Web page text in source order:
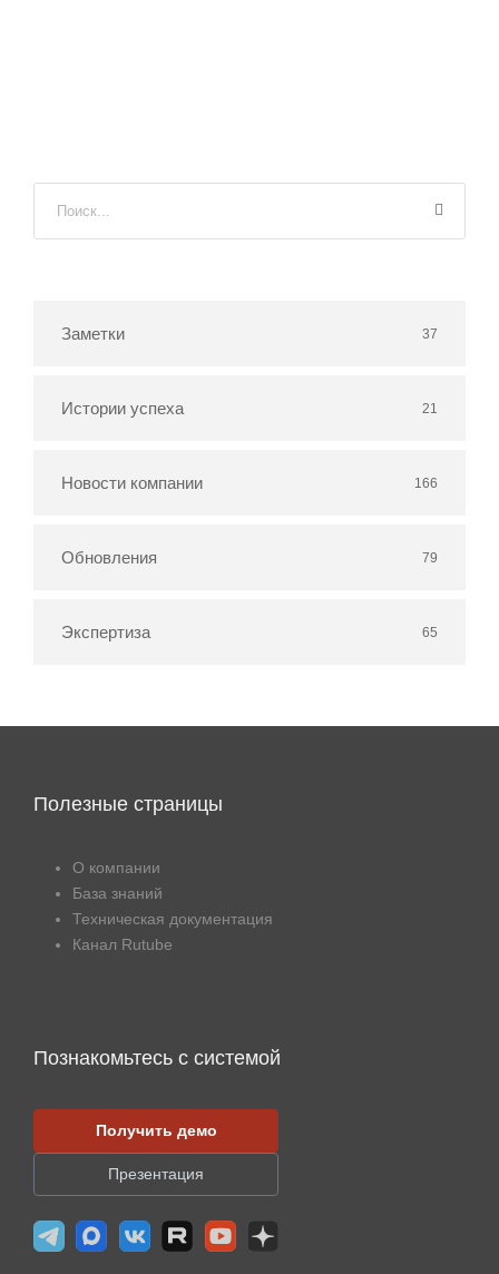
Заметки 37
Истории успеха 21
Новости компании 166
Обновления 79
Экспертиза 65
Полезные страницы
О компании
База знаний
Техническая документация
Канал Rutube
Познакомьтесь с системой
Получить демо
Презентация